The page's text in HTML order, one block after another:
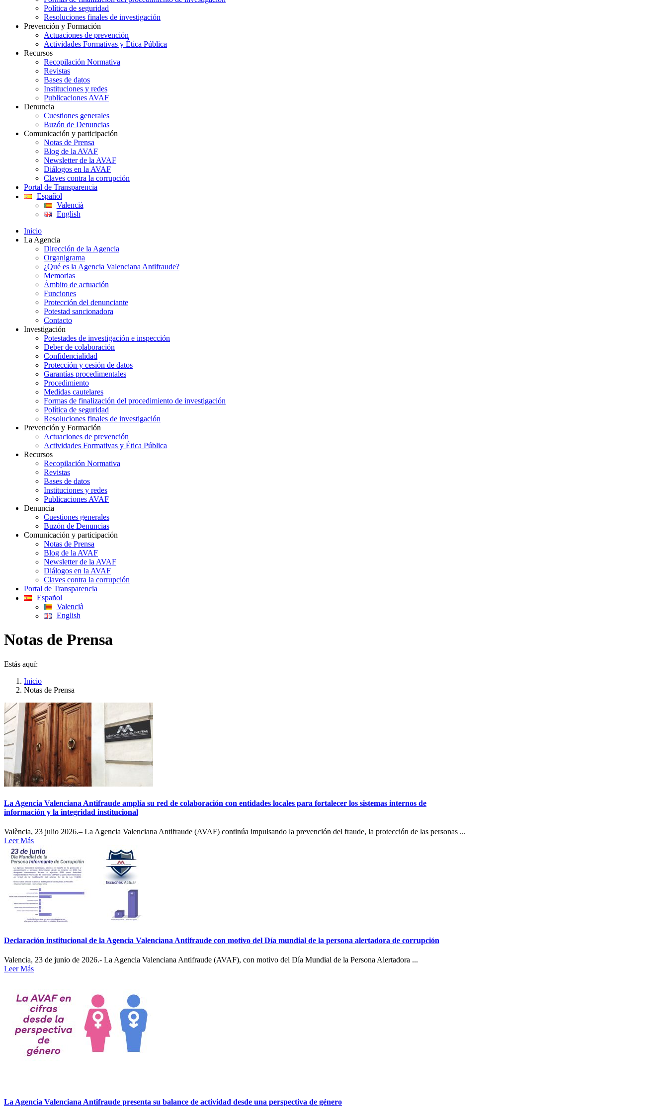
Política de seguridad
Resoluciones finales de investigación
Prevención y Formación
Actuaciones de prevención
Actividades Formativas y Ética Pública
Recursos
Recopilación Normativa
Revistas
Bases de datos
Instituciones y redes
Publicaciones AVAF
Denuncia
Cuestiones generales
Buzón de Denuncias
Comunicación y participación
Notas de Prensa
Blog de la AVAF
Newsletter de la AVAF
Diálogos en la AVAF
Claves contra la corrupción
Portal de Transparencia
Español
Valencià
English
Inicio
La Agencia
Dirección de la Agencia
Organigrama
¿Qué es la Agencia Valenciana Antifraude?
Memorias
Ámbito de actuación
Funciones
Protección del denunciante
Potestad sancionadora
Contacto
Investigación
Potestades de investigación e inspección
Deber de colaboración
Confidencialidad
Protección y cesión de datos
Garantías procedimentales
Procedimiento
Medidas cautelares
Formas de finalización del procedimiento de investigación
Política de seguridad
Resoluciones finales de investigación
Prevención y Formación
Actuaciones de prevención
Actividades Formativas y Ética Pública
Recursos
Recopilación Normativa
Revistas
Bases de datos
Instituciones y redes
Publicaciones AVAF
Denuncia
Cuestiones generales
Buzón de Denuncias
Comunicación y participación
Notas de Prensa
Blog de la AVAF
Newsletter de la AVAF
Diálogos en la AVAF
Claves contra la corrupción
Portal de Transparencia
Español
Valencià
English
Notas de Prensa
Estás aquí:
Inicio
Notas de Prensa
La Agencia Valenciana Antifraude amplía su red de colaboración con entidades locales para fortalecer los sistemas internos de
información y la integridad institucional
València, 23 julio 2026.– La Agencia Valenciana Antifraude (AVAF) continúa impulsando la prevención del fraude, la protección de las personas ...
Leer Más
Declaración institucional de la Agencia Valenciana Antifraude con motivo del Día mundial de la persona alertadora de corrupción
Valencia, 23 de junio de 2026.- La Agencia Valenciana Antifraude (AVAF), con motivo del Día Mundial de la Persona Alertadora ...
Leer Más
La Agencia Valenciana Antifraude presenta su balance de actividad desde una perspectiva de género